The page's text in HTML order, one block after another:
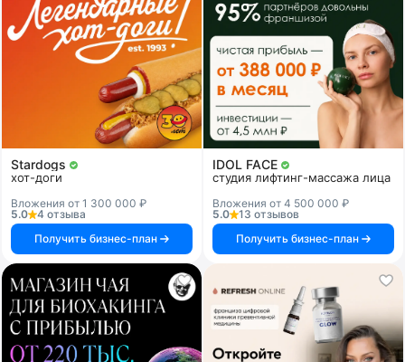
Stardogs
хот-доги
Вложения от 1 300 000 ₽
5.0
4 отзыва
Получить бизнес-план
IDOL FACE
студия лифтинг-массажа лица
Вложения от 4 500 000 ₽
5.0
13 отзывов
Получить бизнес-план